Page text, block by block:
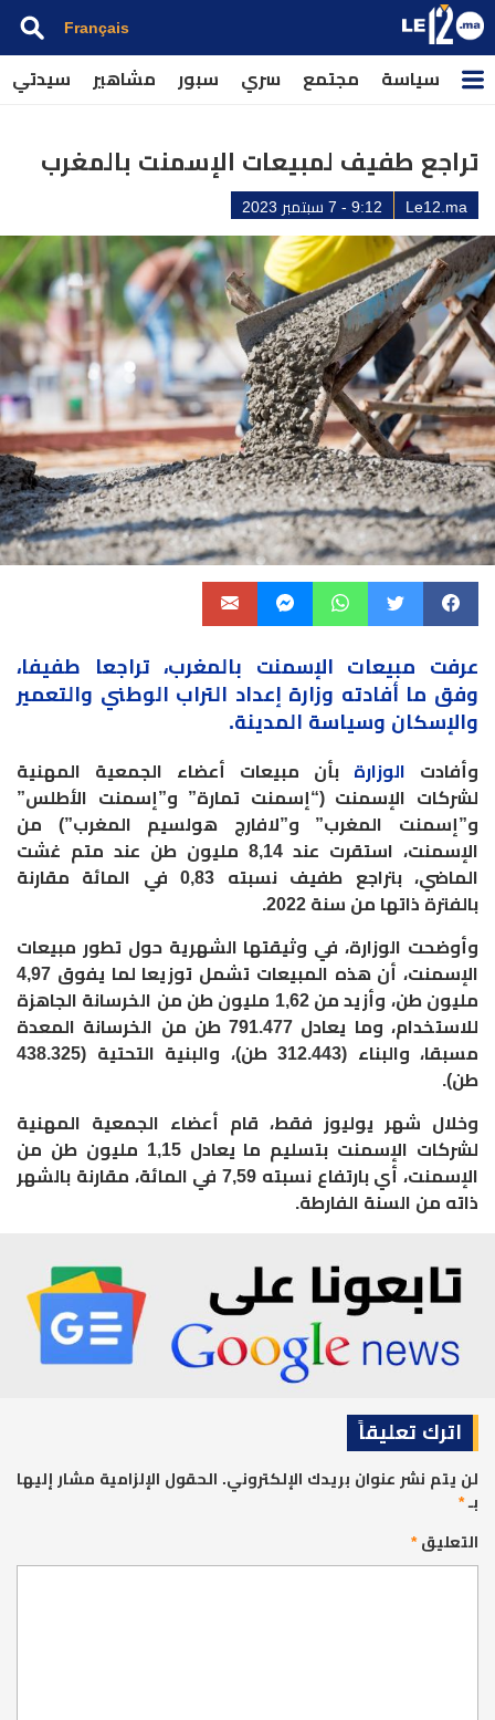
Français
سياسة مجتمع سري سبور مشاهير سيدتي
تراجع طفيف لمبيعات الإسمنت بالمغرب
Le12.ma 9:12 - 7 سبتمبر 2023
عرفت مبيعات الإسمنت بالمغرب، تراجعا طفيفا،
وفق ما أفادته وزارة إعداد التراب الوطني والتعمير
والإسكان وسياسة المدينة.
وأفادت الوزارة بأن مبيعات أعضاء الجمعية المهنية
لشركات الإسمنت (“إسمنت تمارة” و”إسمنت الأطلس”
و”إسمنت المغرب” و”لافارج هولسيم المغرب”) من
الإسمنت، استقرت عند 8,14 مليون طن عند متم غشت
الماضي، بتراجع طفيف نسبته 0,83 في المائة مقارنة
بالفترة ذاتها من سنة 2022.
وأوضحت الوزارة، في وثيقتها الشهرية حول تطور مبيعات
الإسمنت، أن هذه المبيعات تشمل توزيعا لما يفوق 4,97
مليون طن، وأزيد من 1,62 مليون طن من الخرسانة الجاهزة
للاستخدام، وما يعادل 791.477 طن من الخرسانة المعدة
مسبقا، والبناء (312.443 طن)، والبنية التحتية (438.325
طن).
وخلال شهر يوليوز فقط، قام أعضاء الجمعية المهنية
لشركات الإسمنت بتسليم ما يعادل 1,15 مليون طن من
الإسمنت، أي بارتفاع نسبته 7,59 في المائة، مقارنة بالشهر
ذاته من السنة الفارطة.
اترك تعليقاً
لن يتم نشر عنوان بريدك الإلكتروني. الحقول الإلزامية مشار إليها
بـ*
التعليق*